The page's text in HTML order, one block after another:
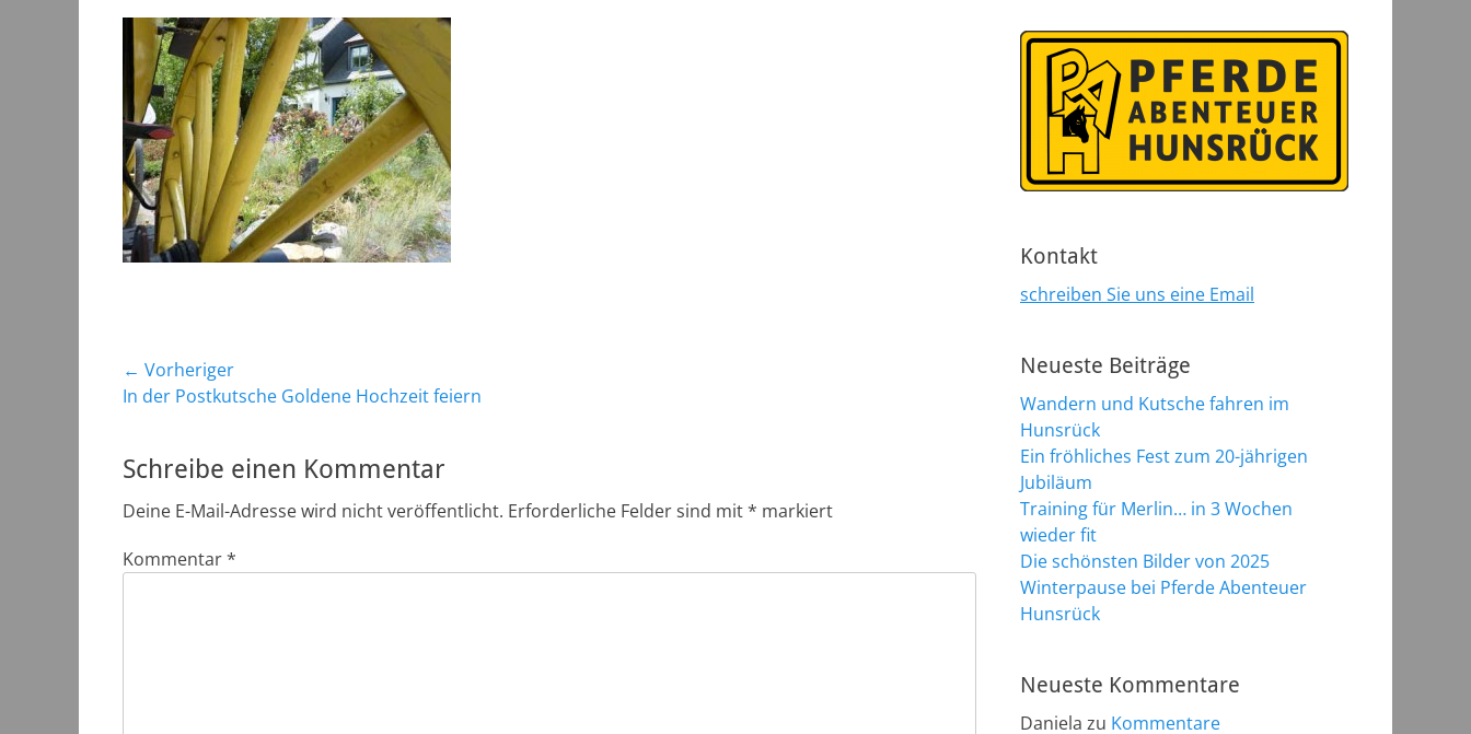
Beitragsnavigation
← Vorheriger
Vorheriger
In der Postkutsche Goldene Hochzeit feiern
Schreibe einen Kommentar
Deine E-Mail-Adresse wird nicht veröffentlicht. Erforderliche Felder sind mit* markiert
Kommentar*
Kontakt
schreiben Sie uns eine Email
Neueste Beiträge
Wandern und Kutsche fahren im
Hunsrück
Ein fröhliches Fest zum 20-jährigen
Jubiläum
Training für Merlin… in 3 Wochen
wieder fit
Die schönsten Bilder von 2025
Winterpause bei Pferde Abenteuer
Hunsrück
Neueste Kommentare
Daniela zu Kommentare